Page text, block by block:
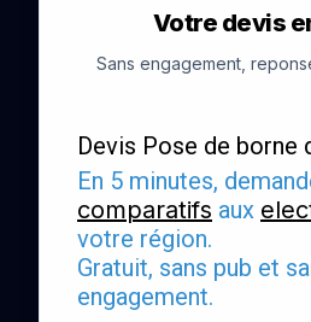
Votre devis
Sans engagement,
Devis Pose de borne
En 5 minutes,
comparatifs aux
votre région.
Gratuit, sans pub et
engagement.